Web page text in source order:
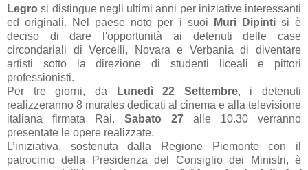
Legro si distingue negli ultimi anni per iniziative interessanti
ed originali. Nel paese noto per i suoi
Muri Dipintisi è
deciso di dare l'opportunità ai detenuti delle case
circondariali di Vercelli, Novara e Verbania di diventare
artisti sotto la direzione di studenti liceali e pittori
professionisti.
Per tre giorni, da
Lunedì 22 Settembre, i detenuti
realizzeranno 8 murales dedicati al cinema e alla televisione
italiana firmata Rai. Sabato 27 alle 10.30 verranno
presentate le opere realizzate.
L’iniziativa, sostenuta dalla Regione Piemonte con il
patrocinio della Presidenza del Consiglio dei Ministri, è